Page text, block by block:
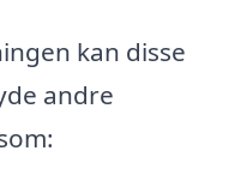
kan disse
andre